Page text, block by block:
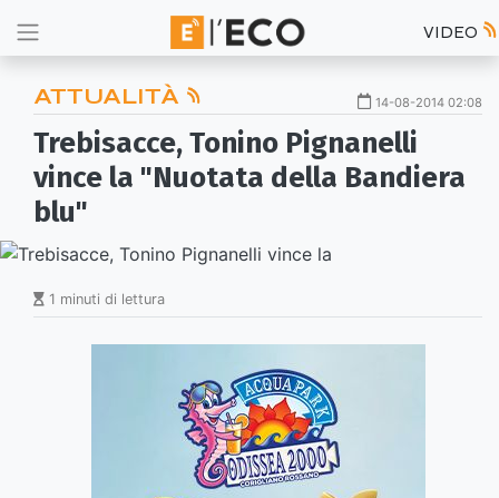
VIDEO
ATTUALITÀ 14-08-2014 02:08
Trebisacce, Tonino Pignanelli
vince la "Nuotata della Bandiera
blu"
1 minuti di lettura